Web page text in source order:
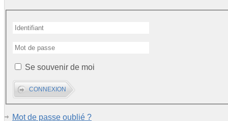
Se souvenir de moi
Mot de passe oublié ?